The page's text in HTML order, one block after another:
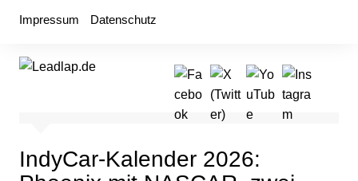
Impressum Datenschutz
IndyCar-Kalender 2026: